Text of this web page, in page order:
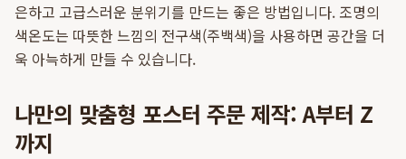
은하고 고급스러운 분위기를 만드는 좋은 방법입니다. 조명의
색온도는 따뜻한 느낌의 전구색(주백색)을 사용하면 공간을 더
욱 아늑하게 만들 수 있습니다.
나만의 맞춤형 포스터 주문 제작: A부터 Z
까지